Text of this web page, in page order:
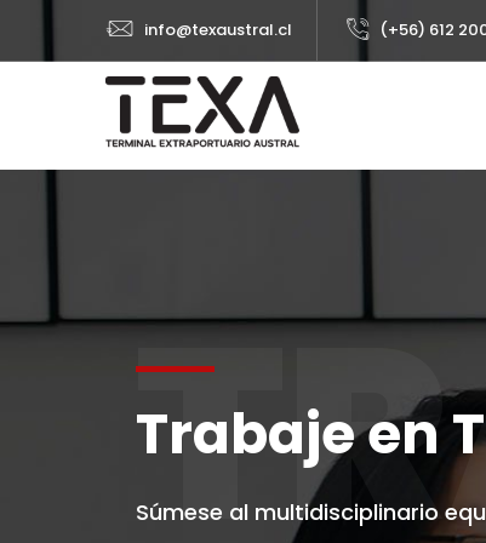
info@texaustral.cl (+56) 612
Trabaje en
Súmese al multidisciplinario